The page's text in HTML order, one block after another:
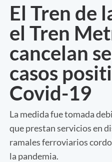
El Tren de
el Tren
cancelan
casos
Covid-19
La medida fue tomada
que prestan servicios en
ramales ferroviarios
la pandemia.